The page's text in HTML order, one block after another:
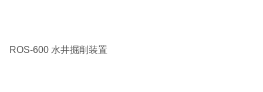
ROS-600 水井掘削装置